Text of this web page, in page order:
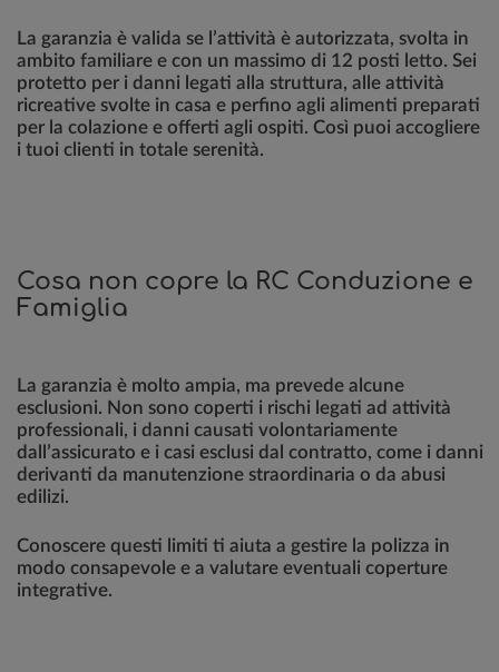
La garanzia è valida se l’attività è autorizzata, svolta in
ambito familiare e con un massimo di 12 posti letto. Sei
protetto per i danni legati alla struttura, alle attività
ricreative svolte in casa e perfino agli alimenti preparati
per la colazione e offerti agli ospiti. Così puoi accogliere
i tuoi clienti in totale serenità.
Cosa non copre la RC Conduzione e
Famiglia
La garanzia è molto ampia, ma prevede alcune
esclusioni. Non sono coperti i rischi legati ad attività
professionali, i danni causati volontariamente
dall’assicurato e i casi esclusi dal contratto, come i danni
derivanti da manutenzione straordinaria o da abusi
edilizi.
Conoscere questi limiti ti aiuta a gestire la polizza in
modo consapevole e a valutare eventuali coperture
integrative.